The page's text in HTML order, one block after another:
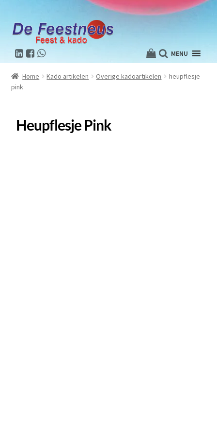
MENU
Home Kado artikelen Overige kadoartikelen
heupflesje
pink
Heupflesje Pink